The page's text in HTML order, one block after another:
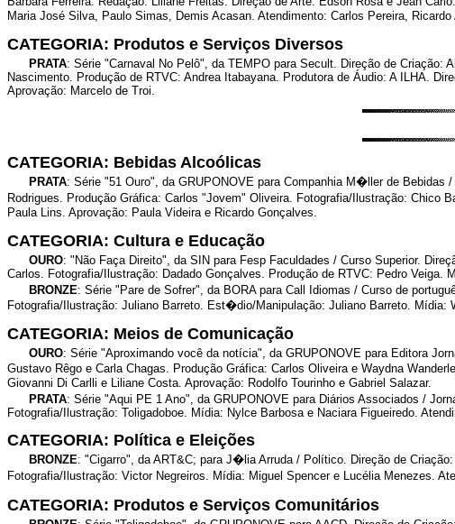
Maria José Silva, Paulo Simas, Demis Acasan. Atendimento: Carlos Pereira,
CATEGORIA: Produtos e Serviços Diversos
PRATA: Série "Carnaval No Pelô", da TEMPO para Secult. Direção de Criação:
Nascimento. Produção de RTVC: Andrea Itabayana. Produtora de Áudio: A ILHA.
Aprovação: Marcelo de Troi.
CATEGORIA: Bebidas Alcoólicas
PRATA: Série "51 Ouro", da GRUPONOVE para Companhia M�ller de Bebidas
Rodrigues. Produção Gráfica: Carlos "Jovem" Oliveira. Fotografia/Ilustração:
Paula Lins. Aprovação: Paula Videira e Ricardo Gonçalves.
CATEGORIA: Cultura e Educação
OURO: "Não Faça Direito", da SIN para Fesp Faculdades / Curso Superior.
Carlos. Fotografia/Ilustração: Dadado Gonçalves. Produção de RTVC: Pedro Veiga.
BRONZE: Série "Pare de Sofrer", da BORA para Call Idiomas / Curso de
Fotografia/Ilustração: Juliano Barreto. Est�dio/Manipulação: Juliano Barreto. Mídia:
CATEGORIA: Meios de Comunicação
OURO: Série "Aproximando você da notícia", da GRUPONOVE para Editora
Gustavo Rêgo e Carla Chagas. Produção Gráfica: Carlos Oliveira e Waydna
Giovanni Di Carlli e Liliane Costa. Aprovação: Rodolfo Tourinho e Gabriel Salazar.
PRATA: Série "Aqui PE 1 Ano", da GRUPONOVE para Diários Associados /
Fotografia/Ilustração: Toligadoboe. Mídia: Nylce Barbosa e Naciara Figueiredo.
CATEGORIA: Política e Eleições
BRONZE: "Cigarro", da ART&C; para J�lia Arruda / Político. Direção de
Fotografia/Ilustração: Victor Negreiros. Mídia: Miguel Spencer e Lucélia Menezes.
CATEGORIA: Produtos e Serviços Comunitários